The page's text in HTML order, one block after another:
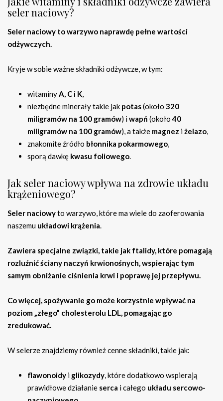
seler naciowy?
Seler naciowy to warzywo naprawdę pełne wartości
odżywczych.
Kryje w sobie ważne składniki odżywcze, w tym:
witaminyA, C i K,
niezbędne minerały takie jak potas(około 320
miligramów na 100 gramów) iwapń (około40
miligramów na 100 gramów), a także magnez iżelazo,
znakomite źródło błonnika pokarmowego,
sporą dawkę kwasu foliowego.
Jak seler naciowy wpływa na zdrowie układu
krążeniowego?
Seler naciowyto warzywo, które ma wiele do zaoferowania
naszemu układowi krążenia.
Zawiera specjalne związki, takie jak ftalidy, które pomagają
rozluźnić ściany naczyń krwionośnych, wspierając tym
samym obniżanie ciśnienia krwi i poprawę jej przepływu.
Co więcej, spożywanie go może korzystnie wpływać na
poziom „złego” cholesterolu LDL, pomagając go
zredukować.
W selerze znajdziemy również cenne składniki, takie jak:
flawonoidy i glikozydy, które dodatkowo wspierają
prawidłowe działanie serca i całego układu sercowo-